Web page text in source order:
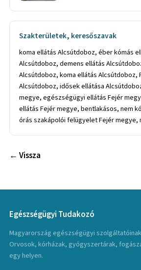
Szakterületek, keresőszavak
koma ellátás Alcsútdoboz, éber kómás
Alcsútdoboz, demens ellátás
Alcsútdoboz, koma ellátás
Alcsútdoboz, idősek ellátása
megye, egészségügyi ellátás Fejér
ellátás Fejér megye, bentlakásos, nem
órás szakápolói felügyelet Fejér
← Vissza
Egészségügyi Tudakozó
Magyarország egészségügyi
Orvosok, kórházak, gyógyszertárak,
egy helyen.